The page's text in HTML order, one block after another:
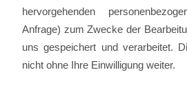
hervorgehenden
Anfrage) zum Zwecke der
uns gespeichert und verarbeitet.
nicht ohne Ihre Einwilligung weiter.